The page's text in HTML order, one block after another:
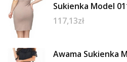
Sukienka Model
117,13zł
Awama Sukienka